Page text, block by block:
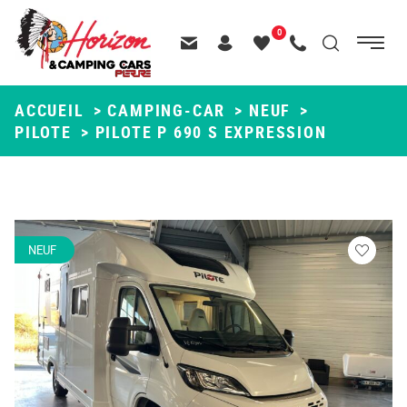
Passer
contenu
Menu
principal
Menu
Recherche
0
ACCUEIL > CAMPING-CAR > NEUF >
PILOTE > PILOTE P 690 S EXPRESSION
NEUF
Veuillez
vous